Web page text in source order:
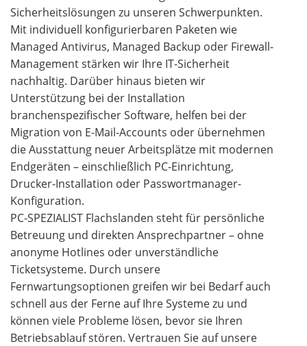
Sicherheitslösungen zu unseren Schwerpunkten.
Mit individuell konfigurierbaren Paketen wie
Managed Antivirus, Managed Backup oder Firewall-
Management stärken wir Ihre IT-Sicherheit
nachhaltig. Darüber hinaus bieten wir
Unterstützung bei der Installation
branchenspezifischer Software, helfen bei der
Migration von E-Mail-Accounts oder übernehmen
die Ausstattung neuer Arbeitsplätze mit modernen
Endgeräten – einschließlich PC-Einrichtung,
Drucker-Installation oder Passwortmanager-
Konfiguration.
PC-SPEZIALIST Flachslanden steht für persönliche
Betreuung und direkten Ansprechpartner – ohne
anonyme Hotlines oder unverständliche
Ticketsysteme. Durch unsere
Fernwartungsoptionen greifen wir bei Bedarf auch
schnell aus der Ferne auf Ihre Systeme zu und
können viele Probleme lösen, bevor sie Ihren
Betriebsablauf stören. Vertrauen Sie auf unsere